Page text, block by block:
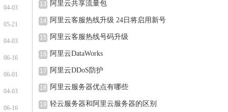
04-03
05-21
04-03
06-16
06-01
04-03
06-16
13 阿里云共享流量包
14 阿里云客服热线升级 24日将启用新号
15 阿里云客服热线号码升级
16 阿里云DataWorks
17 阿里云DDoS防护
18 阿里云服务器优点有哪些
19 轻云服务器和阿里云服务器的区别